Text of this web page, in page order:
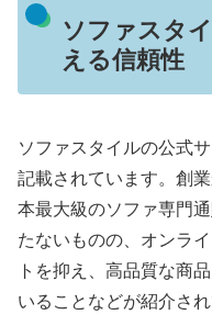
ソファスタ
える信頼性
ソファスタイルの公式
記載されています。創
本最大級のソファ専門
たないものの、オンラ
トを抑え、高品質な商
いることなどが紹介され